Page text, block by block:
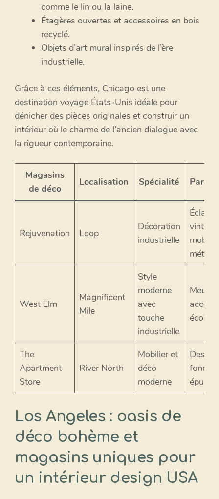
comme le lin ou la laine.
Étagères ouvertes et accessoires en bois
recyclé.
Objets d’art mural inspirés de l’ère
industrielle.
Grâce à ces éléments, Chicago est une
destination voyage États-Unis idéale pour
dénicher des pièces originales et construir un
intérieur où le charme de l’ancien dialogue avec
la rigueur contemporaine.
Magasins
de déco
Localisation Spécialité
Rejuvenation Loop
Décoration
industrielle
West Elm
Magnificent
Mile
Style
moderne
avec
touche
industrielle
The
Apartment
Store
River North
Mobilier et
déco
moderne
Design
épuré
Los Angeles : oasis de
déco bohème et
magasins uniques pour
un intérieur design USA